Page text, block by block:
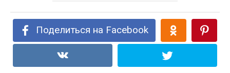
Поделиться на Facebook